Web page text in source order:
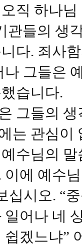
직 하나
관들의 생
다. 죄사
나 그들은
습니다.
그들의
는 관심이
수님의
이에 예수
십시오. “
일어나 네
쉽겠느냐”